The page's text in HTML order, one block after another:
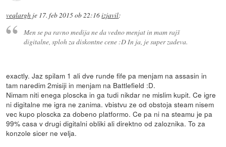
veqlargh je 17. feb 2015 ob 22:16izjavil:
Men se pa ravno medija ne da vedno menjat in mam rajš
digitalne, sploh za diskontne cene :D In ja, je super zadeva.
exactly. Jaz spilam 1 ali dve runde fife pa menjam na assasin in
tam naredim 2misiji in menjam na Battlefield :D.
Nimam niti enega ploscka in ga tudi nikdar ne mislim kupit. Ce igre
ni digitalne me igra ne zanima. vbistvu ze od obstoja steam nisem
vec kupo ploscka za dobeno platformo. Ce pa ni na steamu je pa
99% casa v drugi digitalni obliki ali direktno od zaloznika. To za
konzole sicer ne velja.